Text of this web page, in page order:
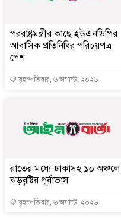
পররাষ্ট্রমন্ত্রীর কা‌ছে ইউএনডিপির
আবাসিক প্রতিনিধির পরিচয়পত্র
পেশ
বৃহস্পতিবার, ৬ অগাস্ট, ২০২৬
রাতের মধ্যে ঢাকাসহ ১০ অঞ্চলে
ঝড়বৃষ্টির পূর্বাভাস
বৃহস্পতিবার, ৬ অগাস্ট, ২০২৬